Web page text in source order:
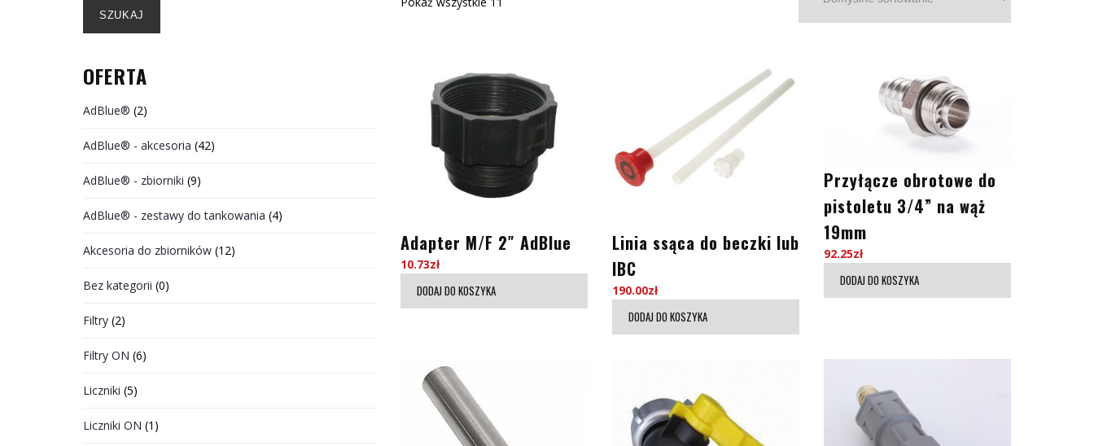
SZUKAJ
OFERTA
AdBlue® (2)
AdBlue® - akcesoria (42)
AdBlue® - zbiorniki (9)
AdBlue® - zestawy do tankowania (4)
Akcesoria do zbiorników (12)
Bez kategorii (0)
Filtry (2)
Filtry ON (6)
Liczniki (5)
Liczniki ON (1)
Adapter M/F 2″ AdBlue
10.73zł
DODAJ DO KOSZYKA
Linia ssąca do beczki lub
IBC
190.00zł
DODAJ DO KOSZYKA
Przyłącze obrotowe do
pistoletu 3/4” na wąż
19mm
92.25zł
DODAJ DO KOSZYKA